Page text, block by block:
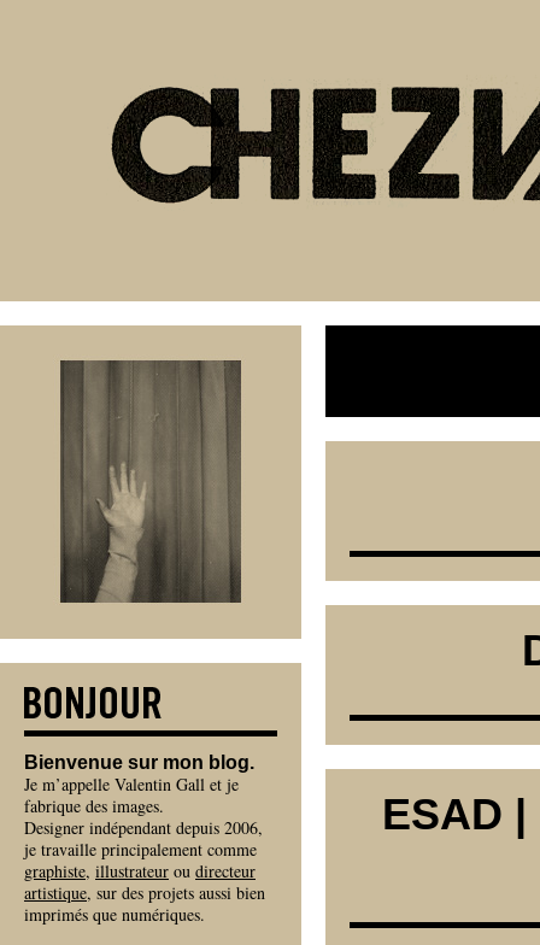
ESAD
Bienvenue sur mon blog.
Je m’appelle Valentin Gall et je
fabrique des images.
Designer indépendant depuis 2006,
je travaille principalement comme
graphiste, illustrateur ou directeur
artistique, sur des projets aussi bien
imprimés que numériques.